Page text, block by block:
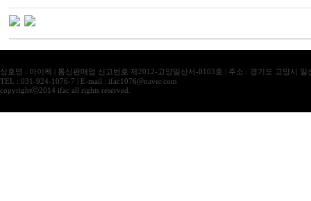
상호명 : 아이팩 | 통신판매업 신고번호 제2012-고양일산서-0103호 | 주소 : 경기도 고양시 일
TEL : 031-924-1076-7 | E-mail : ifac1076@naver.com
copyrightⓒ2014 ifac all rights reserved.